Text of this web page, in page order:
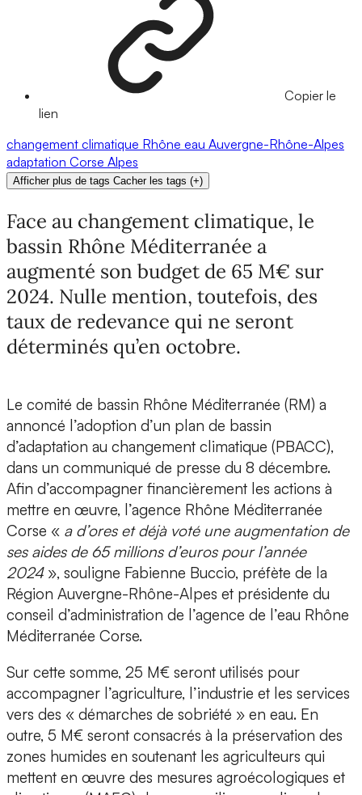
Copier le
lien
changement climatique Rhône eau Auvergne-Rhône-Alpes
adaptation Corse Alpes
Afficher plus de tags Cacher les tags (+)
Face au changement climatique, le
bassin Rhône Méditerranée a
augmenté son budget de 65 M€ sur
2024. Nulle mention, toutefois, des
taux de redevance qui ne seront
déterminés qu’en octobre.
Le comité de bassin Rhône Méditerranée (RM) a
annoncé l’adoption d’un plan de bassin
d’adaptation au changement climatique (PBACC),
dans un communiqué de presse du 8 décembre.
Afin d’accompagner financièrement les actions à
mettre en œuvre, l’agence Rhône Méditerranée
Corse « a d’ores et déjà voté une augmentation de
ses aides de 65 millions d’euros pour l’année
2024», souligne Fabienne Buccio, préfète de la
Région Auvergne-Rhône-Alpes et présidente du
conseil d’administration de l’agence de l’eau Rhône
Méditerranée Corse.
Sur cette somme, 25 M€ seront utilisés pour
accompagner l’agriculture, l’industrie et les services
vers des « démarches de sobriété » en eau. En
outre, 5 M€ seront consacrés à la préservation des
zones humides en soutenant les agriculteurs qui
mettent en œuvre des mesures agroécologiques et